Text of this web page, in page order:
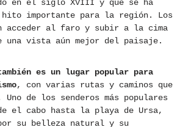
en el siglo XVIII y que se ha
hito importante para la región. Los
acceder al faro y subir a la cima
una vista aún mejor del paisaje.
es un lugar popular para
, con varias rutas y caminos que
de los senderos más populares
el cabo hasta la playa de Ursa,
su belleza natural y su